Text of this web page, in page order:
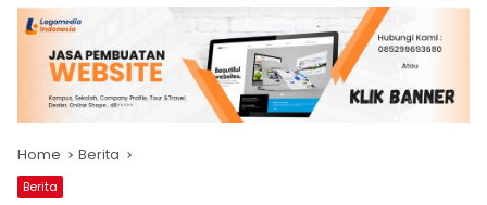
Home Berita
Berita